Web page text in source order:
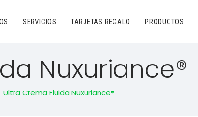
SERVICIOS TARJETAS REGALO PRODUCTOS
Nuxuriance®
Ultra Crema Fluida Nuxuriance®